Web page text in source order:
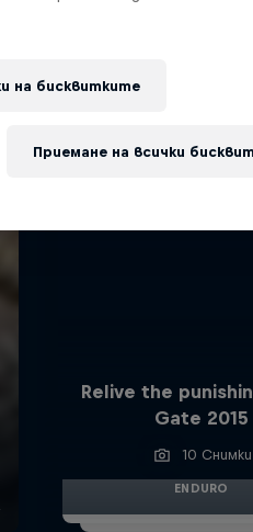
Relive the
Gate 2015
10 Снимки
ENDURO
на бисквитките
Приемане на всички